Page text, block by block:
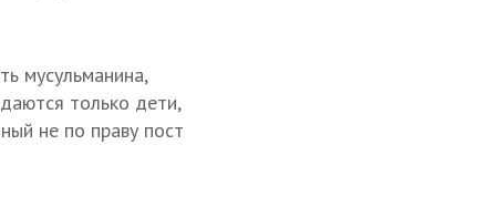
мусульманина,
только дети,
не по праву пост